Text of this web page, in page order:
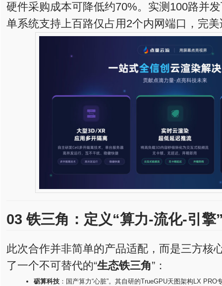
硬件采购成本可降低约70%。实测100路并
单系统支持上百路仅占用2个内网端口，完
03 铁三角：定义“算力-流化-引擎
此次合作并非简单的产品适配，而是三方核
了一个不可替代的“生态铁三角”：
砺算科技 ：国产算力“心脏”。其自研的TrueGPU天图架构LX PRO